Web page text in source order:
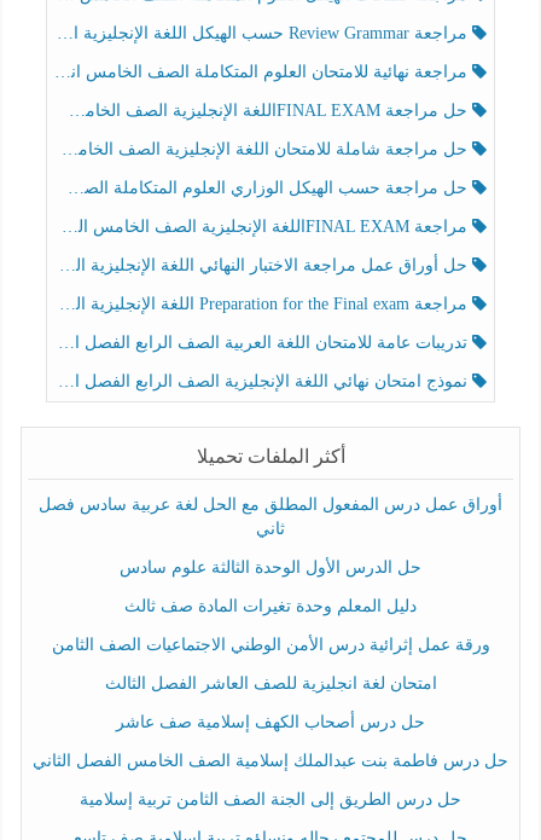
مراجعة Review Grammar حسب الهيكل اللغة الإنجليزية الصف الخامس الفصل الثالث
مراجعة نهائية للامتحان العلوم المتكاملة الصف الخامس انسبير الفصل الثالث
حل مراجعة FINAL EXAMاللغة الإنجليزية الصف الخامس الفصل الثالث
حل مراجعة شاملة للامتحان اللغة الإنجليزية الصف الخامس الفصل الثالث
حل مراجعة حسب الهيكل الوزاري العلوم المتكاملة الصف الخامس عام الفصل الثالث
مراجعة FINAL EXAMاللغة الإنجليزية الصف الخامس الفصل الثالث
حل أوراق عمل مراجعة الاختبار النهائي اللغة الإنجليزية الصف الرابع الفصل الثالث
مراجعة Preparation for the Final exam اللغة الإنجليزية الصف الرابع الفصل الثالث
تدريبات عامة للامتحان اللغة العربية الصف الرابع الفصل الثالث
نموذج امتحان نهائي اللغة الإنجليزية الصف الرابع الفصل الثالث
أكثر الملفات تحميلا
أوراق عمل درس المفعول المطلق مع الحل لغة عربية سادس فصل
ثاني
حل الدرس الأول الوحدة الثالثة علوم سادس
دليل المعلم وحدة تغيرات المادة صف ثالث
ورقة عمل إثرائية درس الأمن الوطني الاجتماعيات الصف الثامن
امتحان لغة انجليزية للصف العاشر الفصل الثالث
حل درس أصحاب الكهف إسلامية صف عاشر
حل درس فاطمة بنت عبدالملك إسلامية الصف الخامس الفصل الثاني
حل درس الطريق إلى الجنة الصف الثامن تربية إسلامية